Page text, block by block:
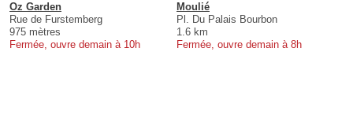
Oz Garden
Rue de Furstemberg
975 mètres
Fermée, ouvre demain à 10h
Moulié
Pl. Du Palais Bourbon
1.6 km
Fermée, ouvre demain à 8h